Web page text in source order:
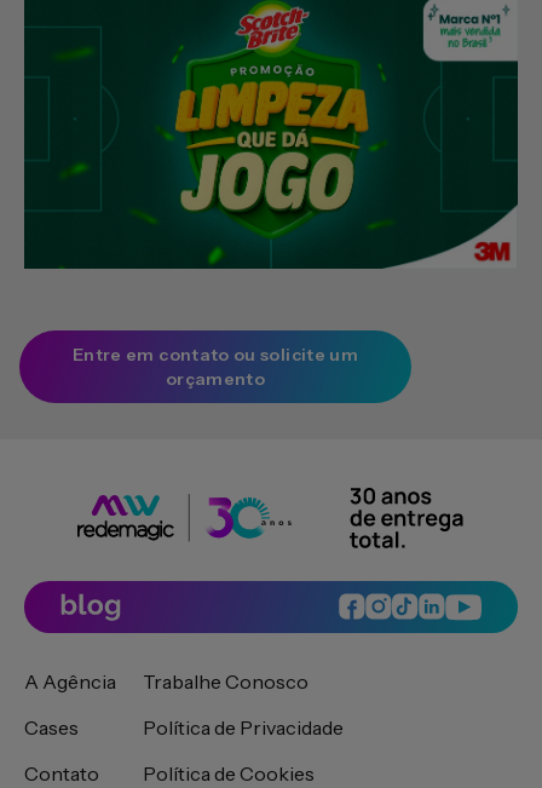
Entre em contato ou solicite um
orçamento
A Agência
Cases
Contato
Trabalhe Conosco
Política de Privacidade
Política de Cookies